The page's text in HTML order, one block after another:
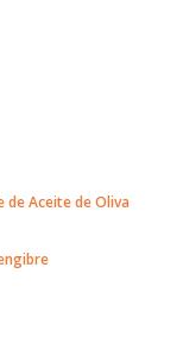
de Aceite de Oliva